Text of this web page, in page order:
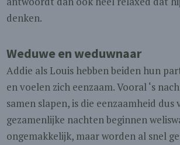
denken.
Weduwe en weduwnaar
Addie als Louis hebben beiden hun
en voelen zich eenzaam. Vooral ‘s
samen slapen, is die eenzaamheid dus
gezamenlijke nachten beginnen
ongemakkelijk, maar worden al snel